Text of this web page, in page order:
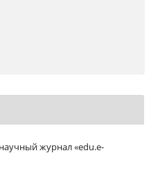
журнал «edu.e-